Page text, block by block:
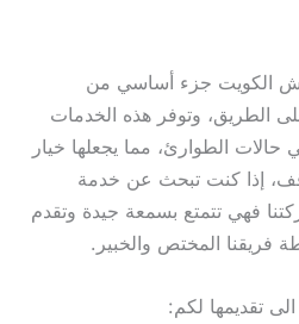
الكويت جزء أساسي من
الطريق، وتوفر هذه الخدمات
حالات الطوارئ، مما يجعلها خيار
إذا كنت تبحث عن خدمة
فهي تتمتع بسمعة جيدة وتقدم
فريقنا المختص والخبير.
تقديمها لكم: